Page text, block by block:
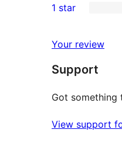
reviews
star
2-
reviews
star
reviews
1 star
Your review
Support
Got something
View support